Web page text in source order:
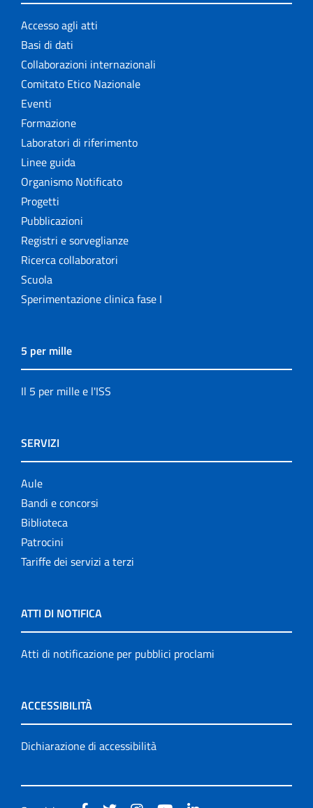
Accesso agli atti
Basi di dati
Collaborazioni internazionali
Comitato Etico Nazionale
Eventi
Formazione
Laboratori di riferimento
Linee guida
Organismo Notificato
Progetti
Pubblicazioni
Registri e sorveglianze
Ricerca collaboratori
Scuola
Sperimentazione clinica fase I
5 per mille
Il 5 per mille e l'ISS
SERVIZI
Aule
Bandi e concorsi
Biblioteca
Patrocini
Tariffe dei servizi a terzi
ATTI DI NOTIFICA
Atti di notificazione per pubblici proclami
ACCESSIBILITÀ
Dichiarazione di accessibilità